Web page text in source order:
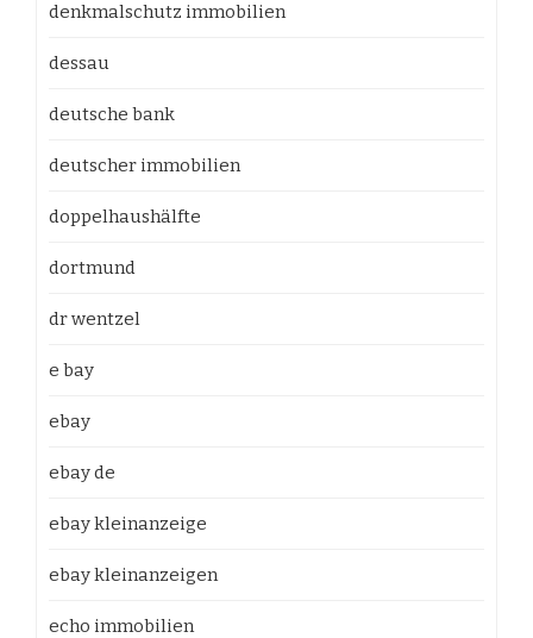
denkmalschutz immobilien
dessau
deutsche bank
deutscher immobilien
doppelhaushälfte
dortmund
dr wentzel
e bay
ebay
ebay de
ebay kleinanzeige
ebay kleinanzeigen
echo immobilien